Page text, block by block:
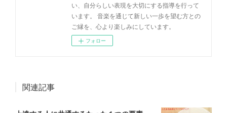
い、自分らしい表現を大切にする指導を行って
います。 音楽を通じて新しい一歩を望む方との
ご縁を、心より楽しみにしています。
フォロー
関連記事